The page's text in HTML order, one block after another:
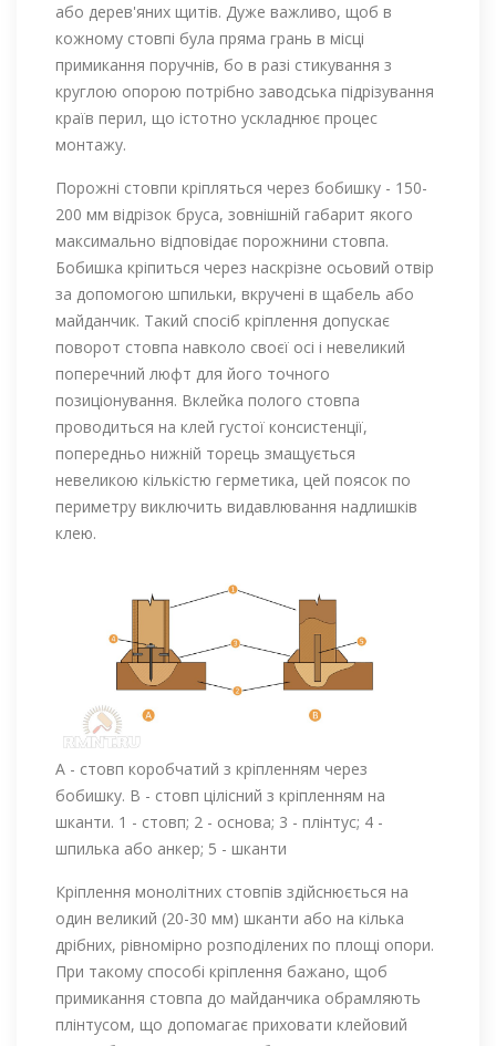
або дерев'яних щитів. Дуже важливо, щоб в
кожному стовпі була пряма грань в місці
примикання поручнів, бо в разі стикування з
круглою опорою потрібно заводська підрізування
країв перил, що істотно ускладнює процес
монтажу.
Порожні стовпи кріпляться через бобишку - 150-
200 мм відрізок бруса, зовнішній габарит якого
максимально відповідає порожнини стовпа.
Бобишка кріпиться через наскрізне осьовий отвір
за допомогою шпильки, вкручені в щабель або
майданчик. Такий спосіб кріплення допускає
поворот стовпа навколо своєї осі і невеликий
поперечний люфт для його точного
позиціонування. Вклейка полого стовпа
проводиться на клей густої консистенції,
попередньо нижній торець змащується
невеликою кількістю герметика, цей поясок по
периметру виключить видавлювання надлишків
клею.
А - стовп коробчатий з кріпленням через
бобишку. В - стовп цілісний з кріпленням на
шканти. 1 - стовп; 2 - основа; 3 - плінтус; 4 -
шпилька або анкер; 5 - шканти
Кріплення монолітних стовпів здійснюється на
один великий (20-30 мм) шканти або на кілька
дрібних, рівномірно розподілених по площі опори.
При такому способі кріплення бажано, щоб
примикання стовпа до майданчика обрамляють
плінтусом, що допомагає приховати клейовий